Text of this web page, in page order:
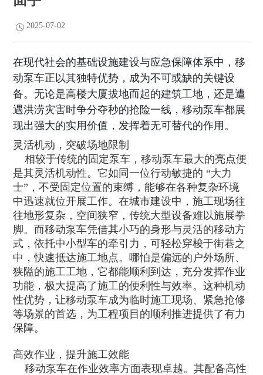
2025-07-02
在现代社会的基础设施建设与应急保障体系中，移
动泵车正以其独特优势，成为不可或缺的关键设
备。无论是高楼大厦拔地而起的建筑工地，还是遭
遇洪涝灾害时争分夺秒的抢险一线，移动泵车都展
现出强大的实用价值，发挥着无可替代的作用。​
灵活机动，突破场地限制​
相较于传统的固定泵车，移动泵车最大的亮点便
是其灵活机动性。它如同一位行动敏捷的 “大力
士”，不受固定位置的束缚，能够在各种复杂环境
中迅速就位开展工作。在城市建设中，施工现场往
往地形复杂，空间狭窄，传统大型设备难以施展拳
脚。而移动泵车凭借其小巧的身形与灵活的移动方
式，依托中小型车的牵引力，可轻松穿梭于街巷之
中，快速抵达施工地点。哪怕是偏远的户外场所、
狭隘的施工工地，它都能顺利到达，充分发挥作业
功能，极大提高了施工的便利性与效率。这种机动
性优势，让移动泵车成为临时施工现场、紧急抢修
等场景的首选，为工程项目的顺利推进提供了有力
保障。​
高效作业，提升施工效能​
移动泵车在作业效率方面表现卓越。其配备高性